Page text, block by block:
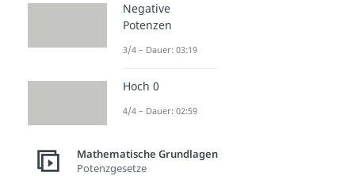
Negative
Potenzen
3/4 – Dauer: 03:19
Hoch 0
4/4 – Dauer: 02:59
Mathematische Grundlagen
Potenzgesetze